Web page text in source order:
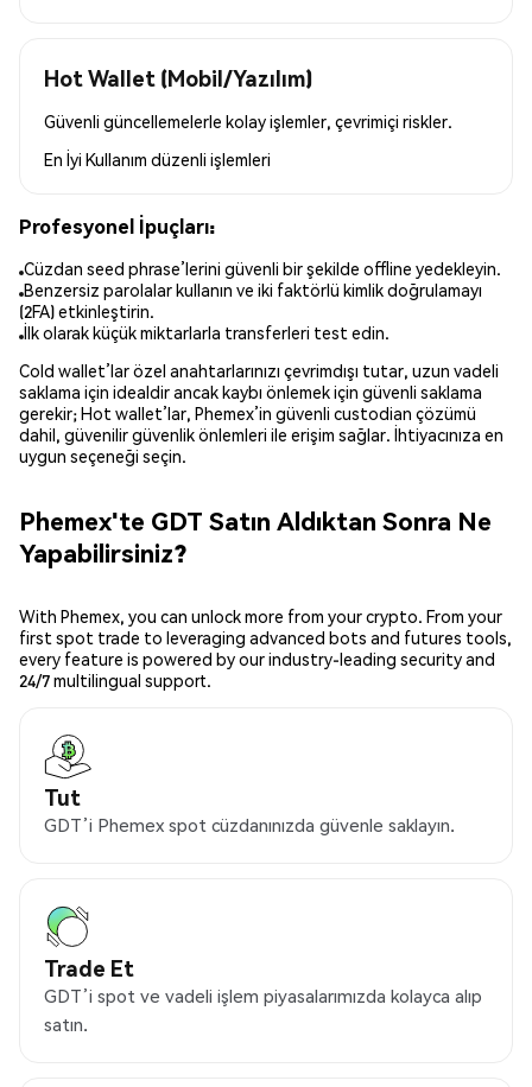
Hot Wallet (Mobil/Yazılım)
Güvenli güncellemelerle kolay işlemler, çevrimiçi riskler.
En İyi Kullanım düzenli işlemleri
Profesyonel İpuçları:
Cüzdan seed phrase’lerini güvenli bir şekilde offline yedekleyin.
Benzersiz parolalar kullanın ve iki faktörlü kimlik doğrulamayı
(2FA) etkinleştirin.
İlk olarak küçük miktarlarla transferleri test edin.
Cold wallet’lar özel anahtarlarınızı çevrimdışı tutar, uzun vadeli
saklama için idealdir ancak kaybı önlemek için güvenli saklama
gerekir; Hot wallet’lar, Phemex’in güvenli custodian çözümü
dahil, güvenilir güvenlik önlemleri ile erişim sağlar. İhtiyacınıza en
uygun seçeneği seçin.
Phemex'te GDT Satın Aldıktan Sonra Ne
Yapabilirsiniz?
With Phemex, you can unlock more from your crypto. From your
first spot trade to leveraging advanced bots and futures tools,
every feature is powered by our industry-leading security and
24/7 multilingual support.
Tut
GDT’i Phemex spot cüzdanınızda güvenle saklayın.
Trade Et
GDT’i spot ve vadeli işlem piyasalarımızda kolayca alıp
satın.